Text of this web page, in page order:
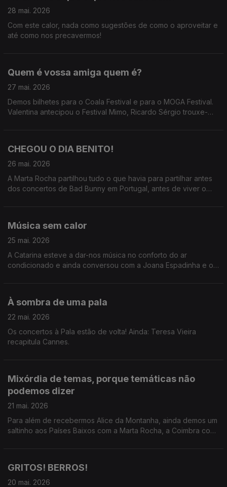
28 mai. 2026
Com este calor, nada como sugestões de como o aproveitar e
até como nos precavermos!
Quem é vossa amiga quem é?
27 mai. 2026
Demos bilhetes para o Coala Festival e para o MOGA Festival.
Valentina antecipou o Festival Mimo, Ricardo Sérgio trouxe-
CHEGOU O DIA BENITO!
26 mai. 2026
A Marta Rocha partilhou tudo o que havia para partilhar antes
dos concertos de Bad Bunny em Portugal, antes de viver o
Música sem calor
25 mai. 2026
A Catarina esteve a dar-nos música no conforto do ar
condicionado e ainda conversou com a Joana Espadinha e o
À sombra de uma pala
22 mai. 2026
Os concertos à Pala estão de volta! Ainda: Teresa Vieira
recapitula Cannes.
Mixórdia de temas, porque temáticas não
podemos dizer
21 mai. 2026
Para além de recebermos Alice da Montanha, ainda demos um
saltinho aos Países Baixos com a Marta Rocha, a Coimbra com
GRITOS! BERROS!
20 mai. 2026